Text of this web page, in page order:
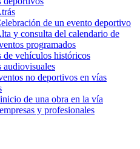
de un evento deportivo
y consulta del calendario de
programados
de vehículos históricos
audiovisuales
no deportivos en vías
de una obra en la vía
y profesionales